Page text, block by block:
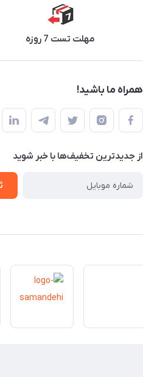
مهلت تست 7 روزه
همراه ما باشید!
از جدید‌ترین تخفیف‌ها با‌ خبر شوید